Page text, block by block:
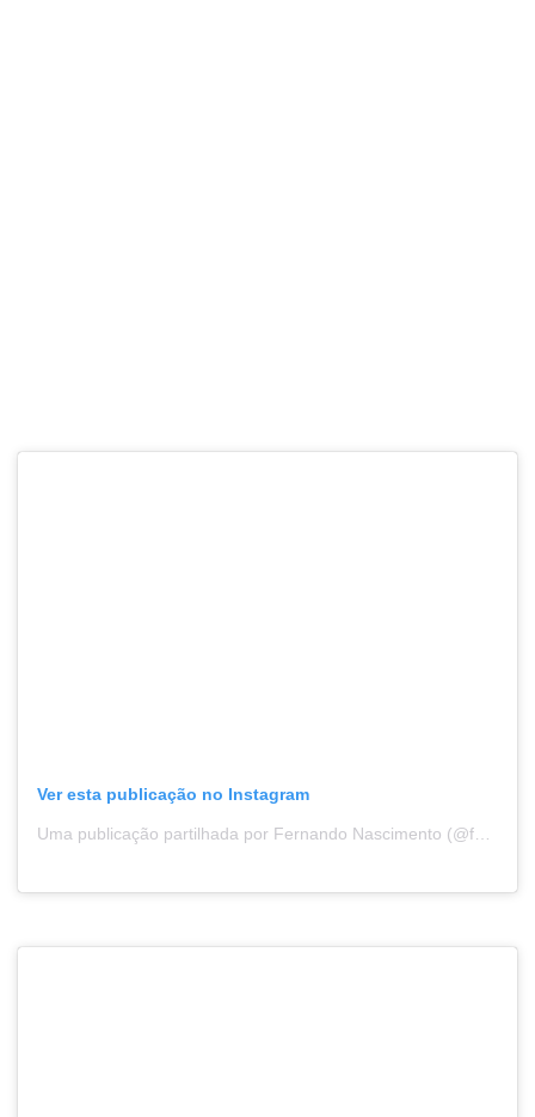
Ver esta publicação no Instagram